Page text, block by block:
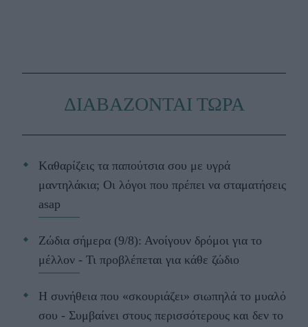
ΔΙΑΒΑΖΟΝΤΑΙ ΤΩΡΑ
Kαθαρίζεις τα παπούτσια σου με υγρά
μαντηλάκια; Οι λόγοι που πρέπει να σταματήσεις
asap
Ζώδια σήμερα (9/8): Ανοίγουν δρόμοι για το
μέλλον - Τι προβλέπεται για κάθε ζώδιο
Η συνήθεια που «σκουριάζει» σιωπηλά το μυαλό
σου - Συμβαίνει στους περισσότερους και δεν το